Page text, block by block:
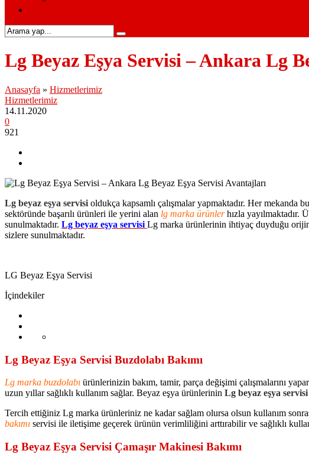
Lg Beyaz Eşya Servisi – Ankara Lg
Anasayfa » Hizmetlerimiz
Hizmetlerimiz
14.11.2020
0
921
Lg beyaz eşya servisi oldukça kapsamlı çalışmalar yapmaktadır. Her mekanda
sektöründe başarılı ürünleri ile yerini alan lg marka ürünler hızla yayılmaktadır.
sunulmaktadır. Lg beyaz eşya servisi Lg marka ürünlerinin ihtiyaç duyduğu
sizlere sunulmaktadır.
LG Beyaz Eşya Servisi
İçindekiler
Lg Beyaz Eşya Servisi Buzdolabı Bakımı
Lg marka buzdolabı ürünlerinizin bakım, tamir, parça değişimi çalışmalarını
uzun yıllar sağlıklı kullanım sağlar. Beyaz eşya ürünlerinin Lg beyaz eşya servisi
Tercih ettiğiniz Lg marka ürünleriniz ne kadar sağlam olursa olsun kullanım
bakımı servisi ile iletişime geçerek ürünün verimliliğini arttırabilir ve sağlıklı
Lg Beyaz Eşya Servisi Çamaşır Makinesi Bakımı